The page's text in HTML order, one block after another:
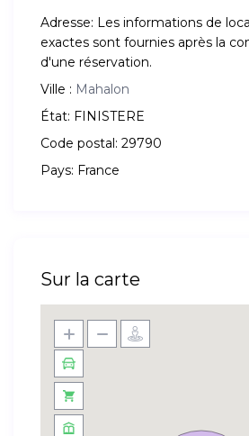
Adresse: Les informations de
exactes sont fournies après la
d'une réservation.
Ville : Mahalon
État: FINISTERE
Code postal: 29790
Pays: France
Sur la carte